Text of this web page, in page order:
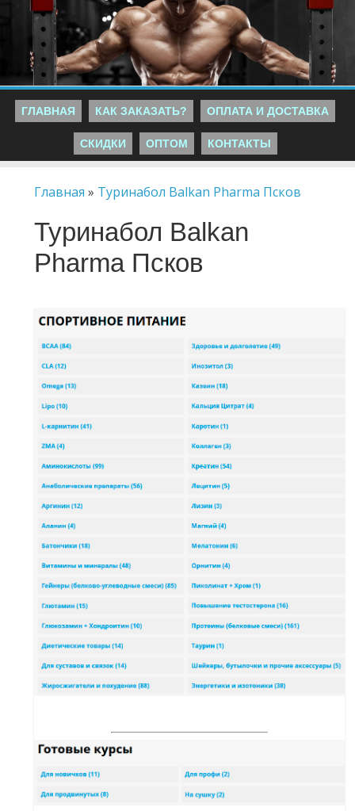
ГЛАВНАЯ КАК ЗАКАЗАТЬ? ОПЛАТА И ДОСТАВКА
СКИДКИ ОПТОМ КОНТАКТЫ
Главная » Туринабол Balkan Pharma Псков
Туринабол Balkan
Pharma Псков